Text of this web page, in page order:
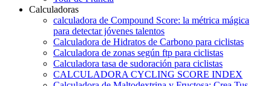
Calculadoras
calculadora de Compound Score: la métrica mágica
para detectar jóvenes talentos
Calculadora de Hidratos de Carbono para ciclistas
Calculadora de zonas según ftp para ciclistas
Calculadora tasa de sudoración para ciclistas
CALCULADORA CYCLING SCORE INDEX